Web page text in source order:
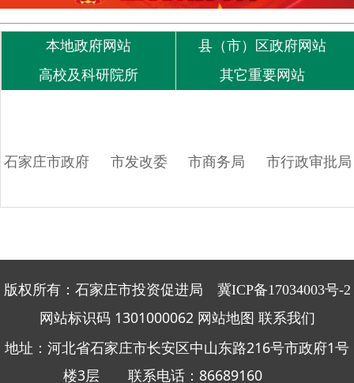
本地政府网站
石家庄市政府 市发改委 市商务局 市行政审批局
县（市）区政府网站
高校及科研院所
其它重要网站
版权所有：石家庄市投资促进局 冀ICP备17034003号-2
网站标识码 1301000062 网站地图 联系我们
地址：河北省石家庄市长安区中山东路216号市政府1号
楼3层 联系电话：86689160